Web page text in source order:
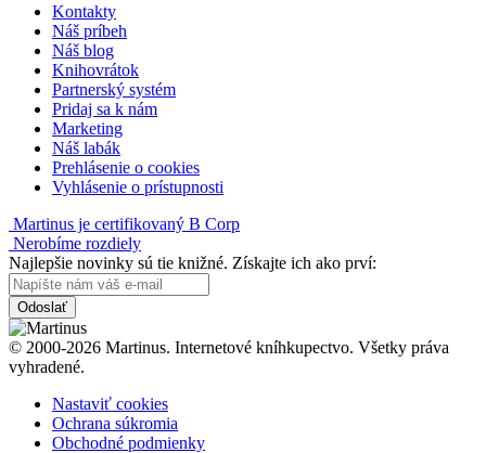
Kontakty
Náš príbeh
Náš blog
Knihovrátok
Partnerský systém
Pridaj sa k nám
Marketing
Náš labák
Prehlásenie o cookies
Vyhlásenie o prístupnosti
Martinus je certifikovaný B Corp
Nerobíme rozdiely
Najlepšie novinky sú tie knižné. Získajte ich ako prví:
Odoslať
© 2000-2026 Martinus. Internetové kníhkupectvo. Všetky práva
vyhradené.
Nastaviť cookies
Ochrana súkromia
Obchodné podmienky